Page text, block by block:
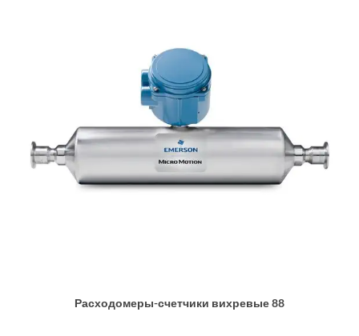
Расходомеры-счетчики вихревые 88